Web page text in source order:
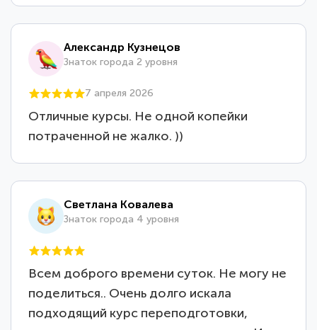
Александр Кузнецов
Знаток города 2 уровня
7 апреля 2026
Отличные курсы. Не одной копейки
потраченной не жалко. ))
Светлана Ковалева
Знаток города 4 уровня
Всем доброго времени суток. Не могу не
поделиться.. Очень долго искала
подходящий курс переподготовки,